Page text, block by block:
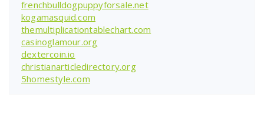
frenchbulldogpuppyforsale.net
kogamasquid.com
themultiplicationtablechart.com
casinoglamour.org
dextercoin.io
christianarticledirectory.org
5homestyle.com